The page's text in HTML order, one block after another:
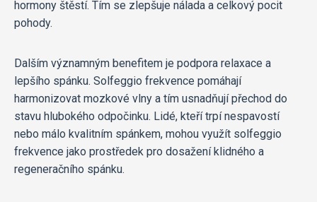
hormony štěstí. Tím se zlepšuje nálada a celkový pocit
pohody.
Dalším významným benefitem je podpora relaxace a
lepšího spánku. Solfeggio frekvence pomáhají
harmonizovat mozkové vlny a tím usnadňují přechod do
stavu hlubokého odpočinku. Lidé, kteří trpí nespavostí
nebo málo kvalitním spánkem, mohou využít solfeggio
frekvence jako prostředek pro dosažení klidného a
regeneračního spánku.